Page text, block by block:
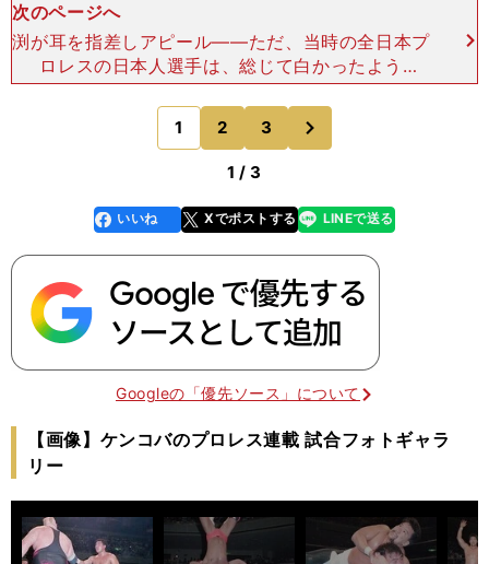
次のページへ
渕が耳を指差しアピール――ただ、当時の全日本プ
ロレスの日本人選手は、総じて白かったよう
な......。「天龍源一郎さんもそうでしたね。天龍革
命以降の記憶が強く残ってる人は浅黒い印象がある
と思うんです
1 2 3
1 / 3
faceboo
k
いいね Xでポストする
line LINEで送る
Googleの「優先ソース」について
【画像】ケンコバのプロレス連載 試合フォトギャラ
リー